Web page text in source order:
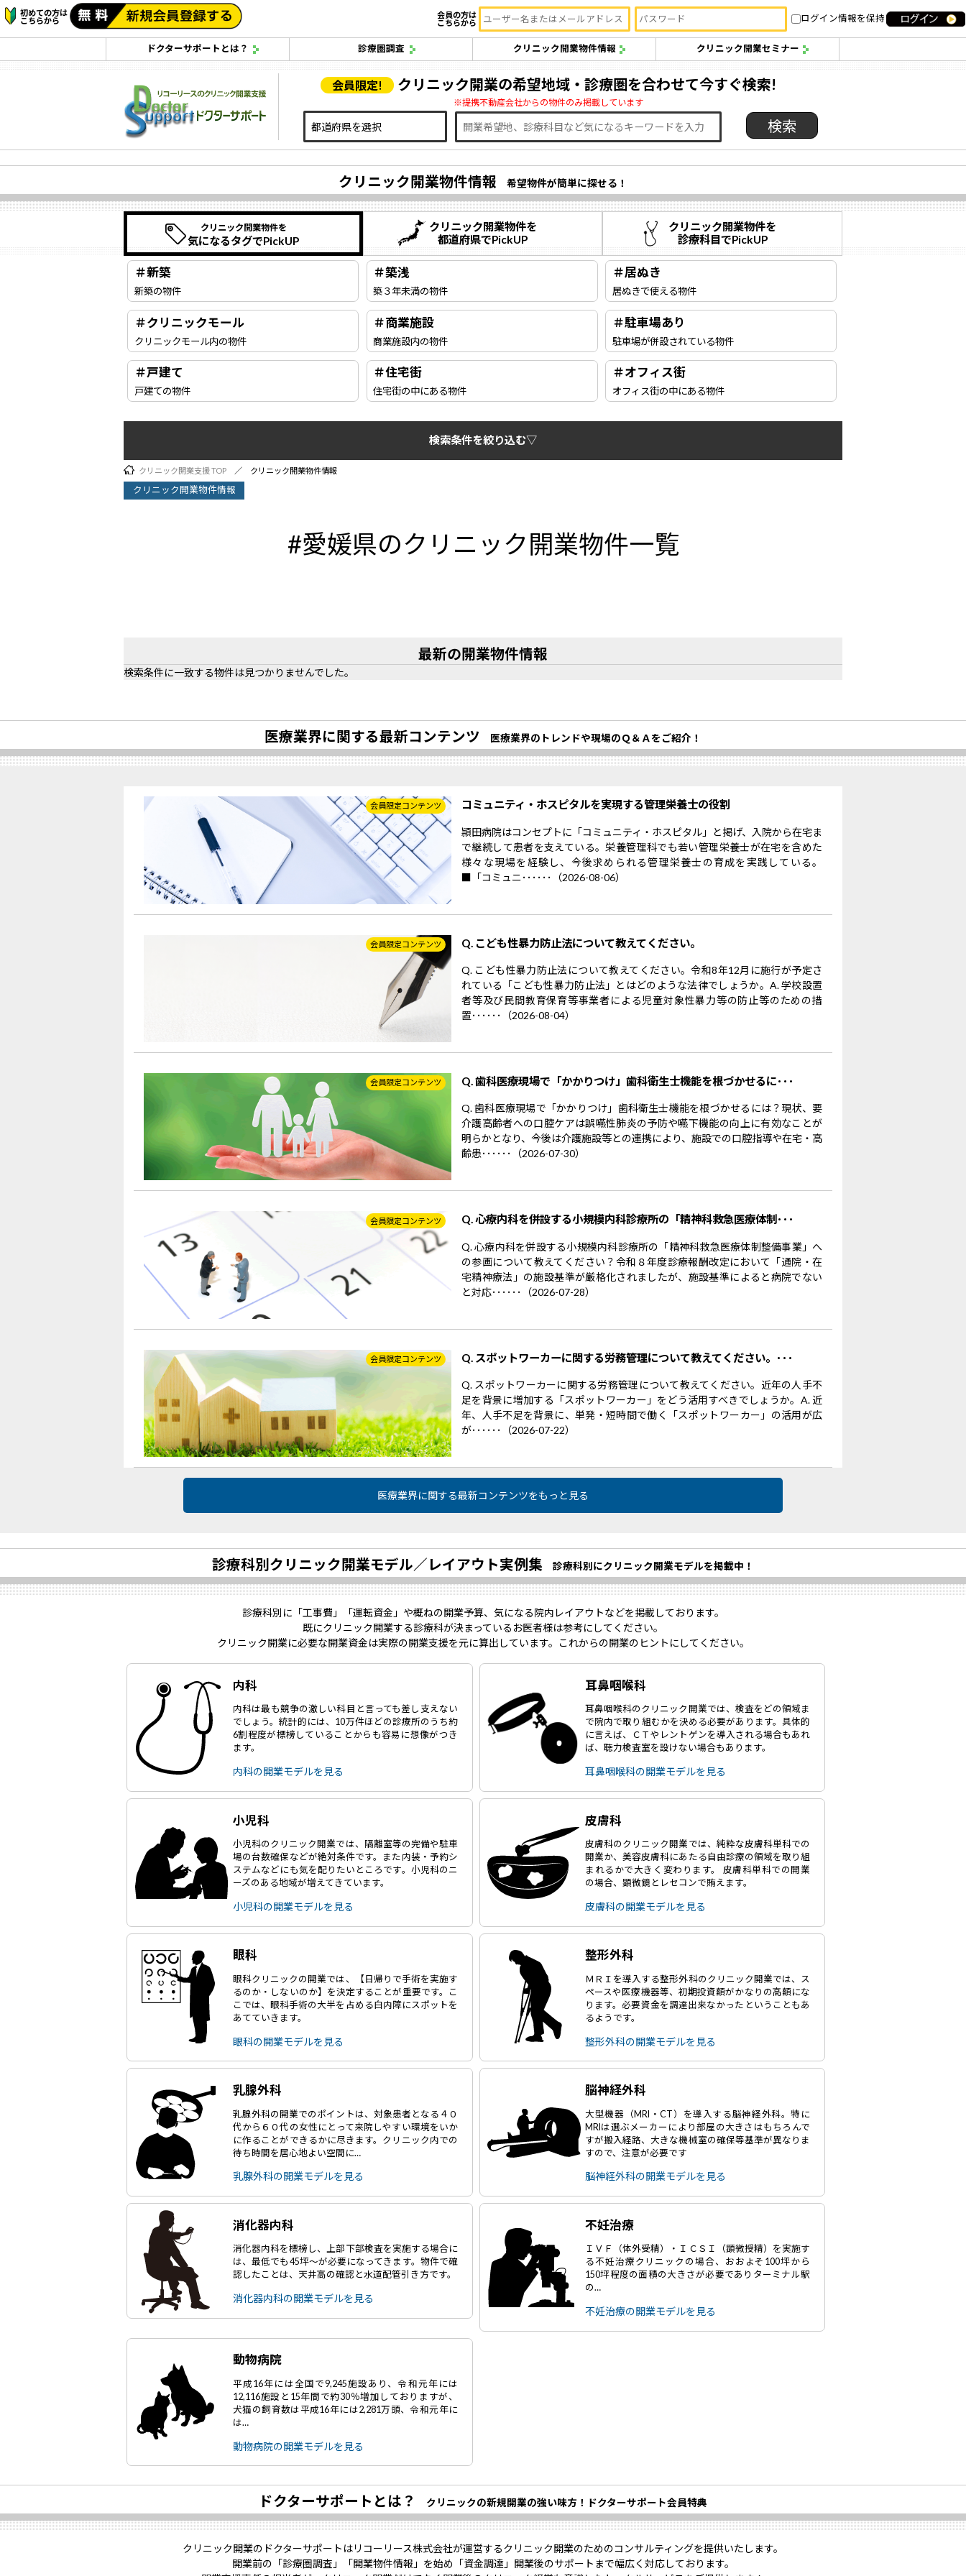
初めての方は
こちらから
会員の方は
こちらから
ログイン情報を保持
ドクターサポートとは？ 診療圏調査 クリニック開業物件情報 クリニック開業セミナー
会員限定! クリニック開業の希望地域・診療圏を合わせて今すぐ検索!
※提携不動産会社からの物件のみ掲載しています
クリニック開業物件情報 希望物件が簡単に探せる！
クリニック開業物件を
気になるタグでPickUP
クリニック開業物件を
都道府県でPickUP
クリニック開業物件を
診療科目でPickUP
＃新築
新築の物件
＃築浅
築３年未満の物件
＃居ぬき
居ぬきで使える物件
＃クリニックモール
クリニックモール内の物件
＃商業施設
商業施設内の物件
＃駐車場あり
駐車場が併設されている物件
＃戸建て
戸建ての物件
＃住宅街
住宅街の中にある物件
＃オフィス街
オフィス街の中にある物件
検索条件を絞り込む▽
クリニック開業支援 TOP クリニック開業物件情報
クリニック開業物件情報
#愛媛県のクリニック開業物件一覧
最新の開業物件情報
検索条件に一致する物件は見つかりませんでした。
医療業界に関する最新コンテンツ 医療業界のトレンドや現場のＱ＆Ａをご紹介！
会員限定コンテンツ コミュニティ・ホスピタルを実現する管理栄養士の役割
頴田病院はコンセプトに「コミュニティ・ホスピタル」と掲げ、入院から在宅ま
で継続して患者を支えている。栄養管理科でも若い管理栄養士が在宅を含めた
様々な現場を経験し、今後求められる管理栄養士の育成を実践している。
■「コミュニ･･････（2026-08-06）
会員限定コンテンツ Q. こども性暴力防止法について教えてください。
Q. こども性暴力防止法について教えてください。令和8年12月に施行が予定さ
れている「こども性暴力防止法」とはどのような法律でしょうか。A. 学校設置
者等及び民間教育保育等事業者による児童対象性暴力等の防止等のための措
置･･････（2026-08-04）
会員限定コンテンツ Q. 歯科医療現場で「かかりつけ」歯科衛生士機能を根づかせるに･･･
Q. 歯科医療現場で「かかりつけ」歯科衛生士機能を根づかせるには？現状、要
介護高齢者への口腔ケアは誤嚥性肺炎の予防や嚥下機能の向上に有効なことが
明らかとなり、今後は介護施設等との連携により、施設での口腔指導や在宅・高
齢患･･････（2026-07-30）
会員限定コンテンツ Q. 心療内科を併設する小規模内科診療所の「精神科救急医療体制･･･
Q. 心療内科を併設する小規模内科診療所の「精神科救急医療体制整備事業」へ
の参画について教えてください？令和８年度診療報酬改定において「通院・在
宅精神療法」の施設基準が厳格化されましたが、施設基準によると病院でない
と対応･･････（2026-07-28）
会員限定コンテンツ Q. スポットワーカーに関する労務管理について教えてください。･･･
Q. スポットワーカーに関する労務管理について教えてください。近年の人手不
足を背景に増加する「スポットワーカー」をどう活用すべきでしょうか。A. 近
年、人手不足を背景に、単発・短時間で働く「スポットワーカー」の活用が広
が･･････（2026-07-22）
医療業界に関する最新コンテンツをもっと見る
診療科別クリニック開業モデル／レイアウト実例集 診療科別にクリニック開業モデルを掲載中！
診療科別に「工事費」「運転資金」や概ねの開業予算、気になる院内レイアウトなどを掲載しております。
既にクリニック開業する診療科が決まっているお医者様は参考にしてください。
クリニック開業に必要な開業資金は実際の開業支援を元に算出しています。これからの開業のヒントにしてください。
内科
内科は最も競争の激しい科目と言っても差し支えない
でしょう。統計的には、10万件ほどの診療所のうち約
6割程度が標榜していることからも容易に想像がつき
ます。
内科の開業モデルを見る
耳鼻咽喉科
耳鼻咽喉科のクリニック開業では、検査をどの領域ま
で院内で取り組むかを決める必要があります。具体的
に言えば、ＣＴやレントゲンを導入される場合もあれ
ば、聴力検査室を設けない場合もあります。
耳鼻咽喉科の開業モデルを見る
小児科
小児科のクリニック開業では、隔離室等の完備や駐車
場の台数確保などが絶対条件です。また内装・予約シ
ステムなどにも気を配りたいところです。小児科のニ
ーズのある地域が増えてきています。
小児科の開業モデルを見る
皮膚科
皮膚科のクリニック開業では、純粋な皮膚科単科での
開業か、美容皮膚科にあたる自由診療の領域を取り組
まれるかで大きく変わります。 皮膚科単科での開業
の場合、顕微鏡とレセコンで賄えます。
皮膚科の開業モデルを見る
眼科
眼科クリニックの開業では、【日帰りで手術を実施す
るのか・しないのか】を決定することが重要です。こ
こでは、眼科手術の大半を占める白内障にスポットを
あてていきます。
眼科の開業モデルを見る
整形外科
ＭＲＩを導入する整形外科のクリニック開業では、ス
ペースや医療機器等、初期投資額がかなりの高額にな
ります。必要資金を調達出来なかったということもあ
るようです。
整形外科の開業モデルを見る
乳腺外科
乳腺外科の開業でのポイントは、対象患者となる４０
代から６０代の女性にとって来院しやすい環境をいか
に作ることができるかに尽きます。クリニック内での
待ち時間を居心地よい空間に…
乳腺外科の開業モデルを見る
脳神経外科
大型機器（MRI・CT）を導入する脳神経外科。特に
MRIは選ぶメーカーにより部屋の大きさはもちろんで
すが搬入経路、大きな機械室の確保等基準が異なりま
すので、注意が必要です
脳神経外科の開業モデルを見る
消化器内科
消化器内科を標榜し、上部下部検査を実施する場合に
は、最低でも45坪～が必要になってきます。物件で確
認したことは、天井高の確認と水道配管引き方です。
消化器内科の開業モデルを見る
不妊治療
ＩＶＦ（体外受精）・ＩＣＳＩ（顕微授精）を実施す
る不妊治療クリニックの場合、おおよそ100坪から
150坪程度の面積の大きさが必要でありターミナル駅
の…
不妊治療の開業モデルを見る
動物病院
平成16年には全国で9,245施設あり、令和元年には
12,116施設と15年間で約30％増加しておりますが、
犬猫の飼育数は平成16年には2,281万頭、令和元年に
は…
動物病院の開業モデルを見る
ドクターサポートとは？ クリニックの新規開業の強い味方！ドクターサポート会員特典
クリニック開業のドクターサポートはリコーリース株式会社が運営するクリニック開業のためのコンサルティングを提供いたします。
開業前の「診療圏調査」「開業物件情報」を始め「資金調達」開業後のサポートまで幅広く対応しております。